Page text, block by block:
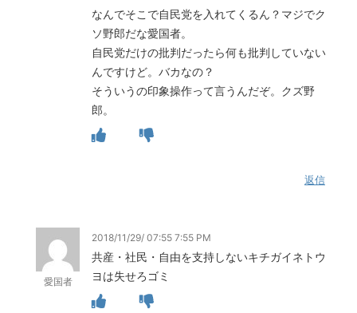
なんでそこで自民党を入れてくるん？マジでク
ソ野郎だな愛国者。
自民党だけの批判だったら何も批判していない
んですけど。バカなの？
そういうの印象操作って言うんだぞ。クズ野
郎。
返信
愛国者
2018/11/29/ 07:55 7:55 PM
共産・社民・自由を支持しないキチガイネトウ
ヨは失せろゴミ